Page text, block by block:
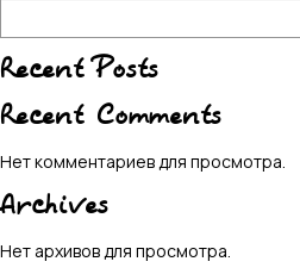
Recent Posts
Recent Comments
Нет комментариев для просмотра.
Archives
Нет архивов для просмотра.